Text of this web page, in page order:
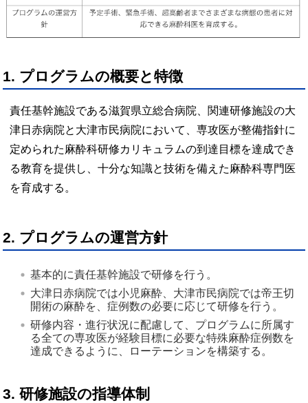
1. プログラムの概要と特徴
責任基幹施設である滋賀県立総合病院、関連研修施設の大
津日赤病院と大津市民病院において、専攻医が整備指針に
定められた麻酔科研修カリキュラムの到達目標を達成でき
る教育を提供し、十分な知識と技術を備えた麻酔科専門医
を育成する。
2. プログラムの運営方針
基本的に責任基幹施設で研修を行う。
大津日赤病院では小児麻酔、大津市民病院では帝王切
開術の麻酔を、症例数の必要に応じて研修を行う。
研修内容・進行状況に配慮して、プログラムに所属す
る全ての専攻医が経験目標に必要な特殊麻酔症例数を
達成できるように、ローテーションを構築する。
3. 研修施設の指導体制